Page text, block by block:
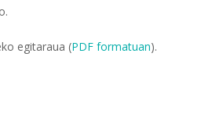
egitaraua (PDF formatuan).